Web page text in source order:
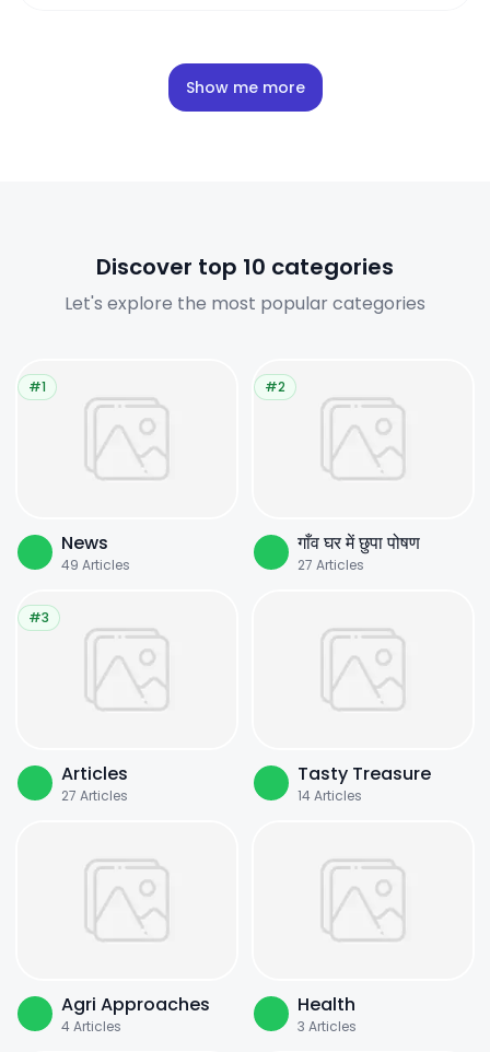
Show me more
Discover top 10 categories
Let's explore the most popular categories
#1
News
49 Articles
#2
गाँव घर में छुपा पोषण
27 Articles
#3
Articles
27 Articles
Tasty Treasure
14Articles
Agri Approaches
4Articles
Health
3 Articles